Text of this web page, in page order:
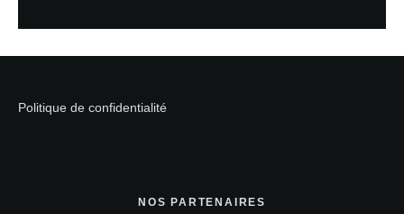
Politique de confidentialité
NOS PARTENAIRES